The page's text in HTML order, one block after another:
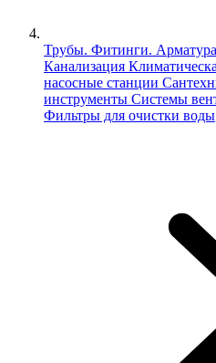
Трубы. Фитинги. Арматура
Канализация
насосные станции
инструменты Системы
Фильтры для очистки воды